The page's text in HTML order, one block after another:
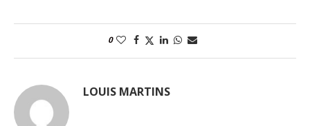
0
LOUIS MARTINS